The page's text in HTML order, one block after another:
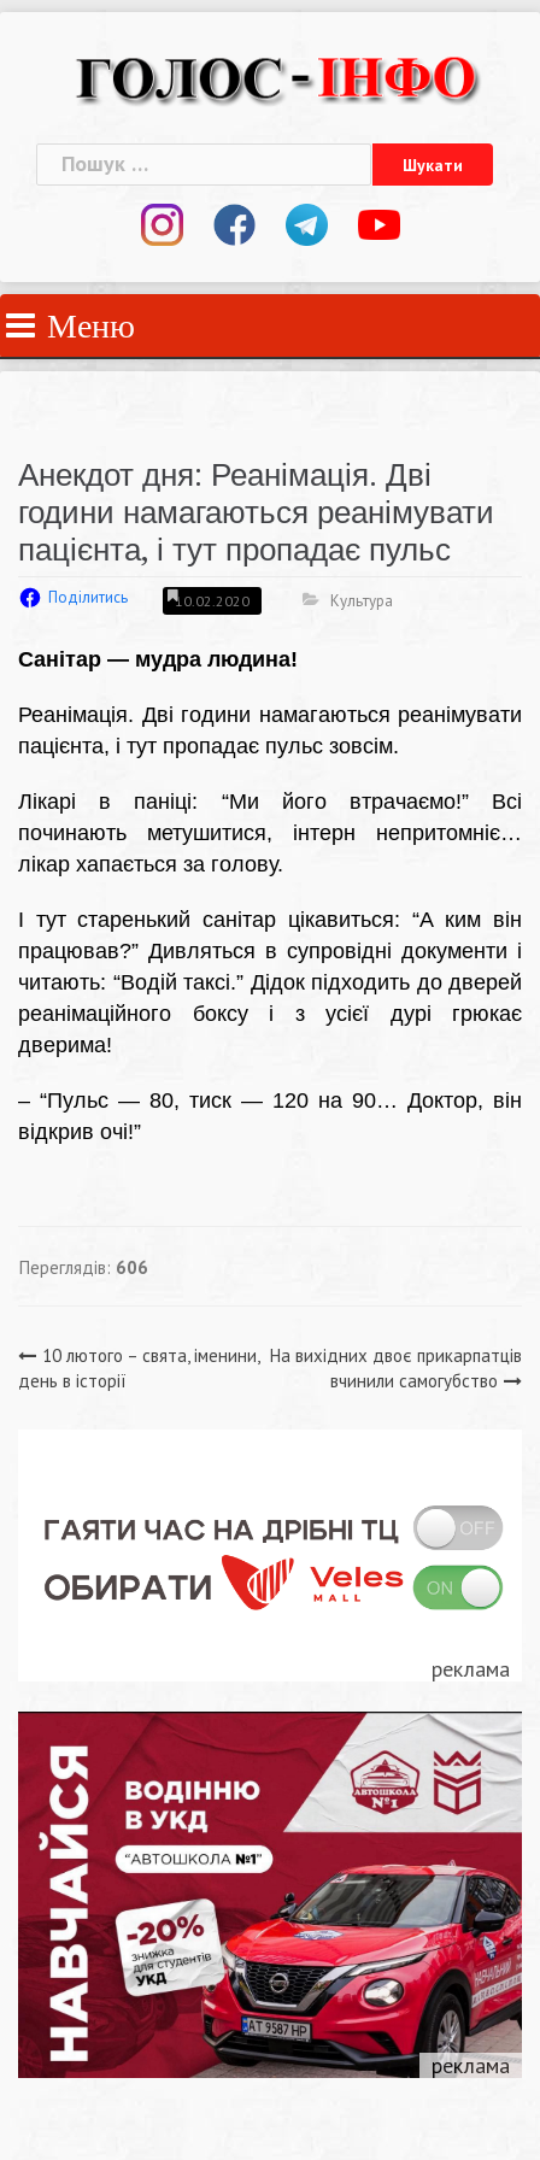
Пошук:
Меню
Анекдот дня: Реанімація. Дві
години намагаються реанімувати
пацієнта, і тут пропадає пульс
Поділитись 10.02.2020 Культура
Санітар — мудра людина!
Реанімація. Дві години намагаються реанімувати
пацієнта, і тут пропадає пульс зовсім.
Лікарі в паніці: “Ми його втрачаємо!” Всі
починають метушитися, інтерн непритомніє…
лікар хапається за голову.
І тут старенький санітар цікавиться: “А ким він
працював?” Дивляться в супровідні документи і
читають: “Водій таксі.” Дідок підходить до дверей
реанімаційного боксу і з усієї дурі грюкає
дверима!
– “Пульс — 80, тиск — 120 на 90… Доктор, він
відкрив очі!”
Переглядів: 606
Навігація
10 лютого – свята, іменини,
день в історії
На вихідних двоє прикарпатців
вчинили самогубство